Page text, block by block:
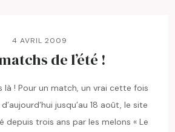
4 AVRIL 2009
de l’été !
là ! Pour un match, un vrai cette fois
jusqu’au 18 août, le site
depuis trois ans par les melons « Le